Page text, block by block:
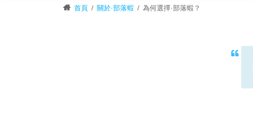
首頁 關於·部落蝦 為何選擇·部落蝦？